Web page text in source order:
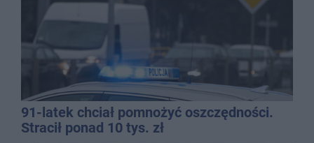
91-latek chciał pomnożyć oszczędności.
Stracił ponad 10 tys. zł